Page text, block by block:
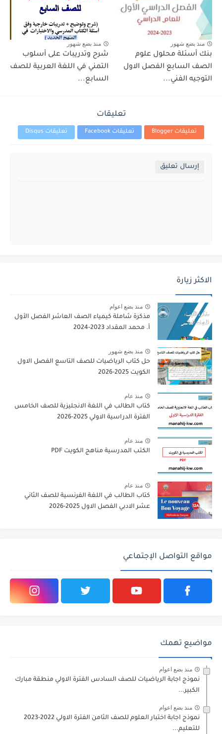
منذ بضع شهور
بنك أسئلة محلول علوم
الصف السابع الفصل الاول
التوجيه الفني...
منذ بضع شهور
شرح وتدريبات على أسلوب
التمني في اللغة العربية للصف
السابع...
تعليقات
تعليقات Blogger تعليقات Facebook تعليقات Disqus
إرسال تعليق
الاكثر زيارة
منذ بضع اعوام
مذكرة شاملة كيمياء الصف العاشر الفصل الأول
أ. محمد المقداد 2023-2024
منذ بضع شهور
حل كتاب الرياضيات للصف التاسع الفصل الاول
الكويت 2025-2026
منذ عام
كتاب الطالب في اللغة الانجليزية للصف الخامس
الفترة الدراسية الاولي 2025-2026
منذ عام
الكتب المدرسية مناهج الكويت PDF
منذ عام
كتاب الطالب في اللغة الفرنسية للصف الثاني
عشر الادبي الفصل الاول 2025-2026
مواقع التواصل الإجتماعي
مواضيع تهمك
منذ بضع اعوام
نموذج اجابة الرياضيات للصف السادس الفترة الاولي منطقة مبارك
الكبير...
منذ بضع اعوام
نموذج اجابة اختبار العلوم للصف الثامن الفترة الاولي 2022-2023
للتعليم...